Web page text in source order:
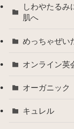
しわやたるみ
肌へ
めっちゃぜい
オンライン英
オーガニック
キュレル